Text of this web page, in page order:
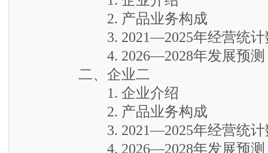
1. 企业介绍
2. 产品业务构成
3. 2021—2025年经营统计
4. 2026—2028年发展预测
二、企业二
1. 企业介绍
2. 产品业务构成
3. 2021—2025年经营统计